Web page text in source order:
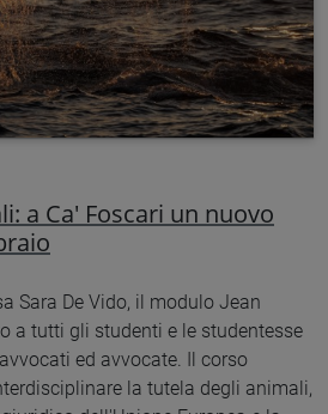
a Ca' Foscari un nuovo
Sara De Vido, il modulo Jean
a tutti gli studenti e le studentesse
ed avvocate. Il corso
la tutela degli animali,